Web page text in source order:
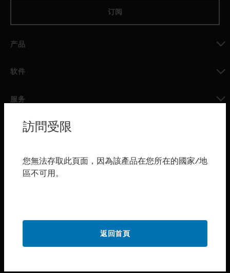
订阅
产品
软件
服务
toggle view
行业
toggle view
訪問受限
您無法存取此頁面，因為該產品在您所在的國家/地
區不可用。
返回首頁